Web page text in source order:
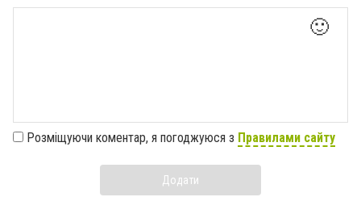
🙂
Розміщуючи коментар, я погоджуюся з Правилами сайту
Додати